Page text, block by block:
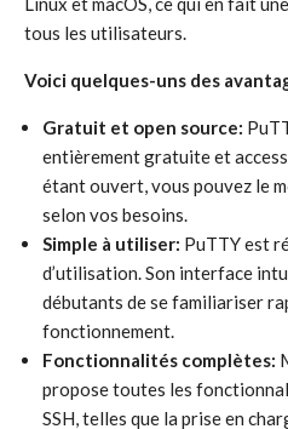
tous les utilisateurs.
Voici quelques-uns des
Gratuit et open source:
entièrement gratuite et
étant ouvert, vous pouvez le
selon vos besoins.
Simple à utiliser: PuTTY est
d’utilisation. Son interface
débutants de se familiariser
fonctionnement.
Fonctionnalités complètes:
propose toutes les
SSH, telles que la prise en